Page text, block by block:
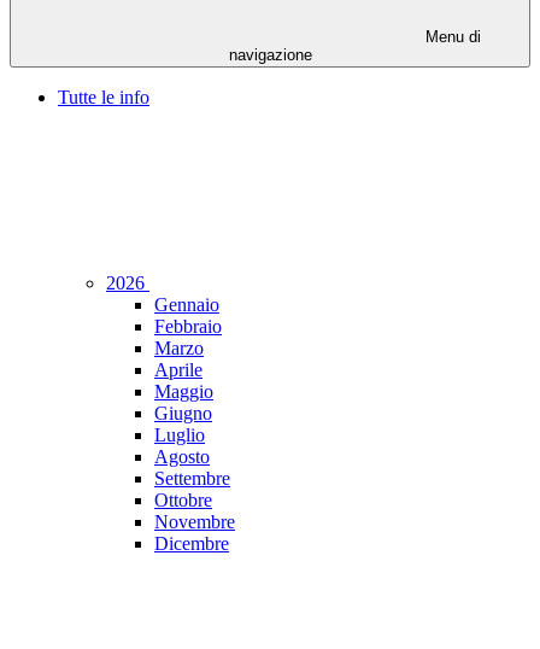
Menu di
navigazione
Tutte le info
2026
Gennaio
Febbraio
Marzo
Aprile
Maggio
Giugno
Luglio
Agosto
Settembre
Ottobre
Novembre
Dicembre